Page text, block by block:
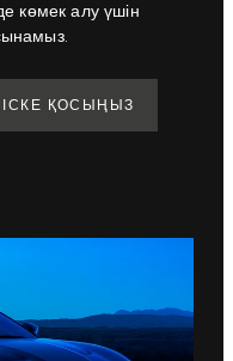
көмек алу үшін
ҚОСЫҢЫЗ